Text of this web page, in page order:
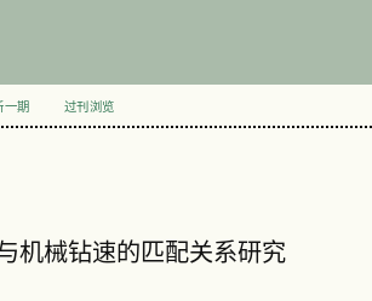
一期 过刊浏览
机械钻速的匹配关系研究